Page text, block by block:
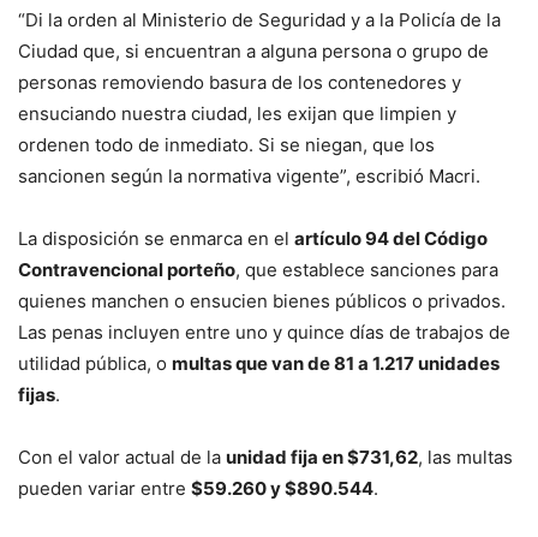
“Di la orden al Ministerio de Seguridad y a la Policía de la
Ciudad que, si encuentran a alguna persona o grupo de
personas removiendo basura de los contenedores y
ensuciando nuestra ciudad, les exijan que limpien y
ordenen todo de inmediato. Si se niegan, que los
sancionen según la normativa vigente”, escribió Macri.
La disposición se enmarca en el artículo 94 del Código
Contravencional porteño, que establece sanciones para
quienes manchen o ensucien bienes públicos o privados.
Las penas incluyen entre uno y quince días de trabajos de
utilidad pública, o multas que van de 81 a 1.217 unidades
fijas.
Con el valor actual de la unidad fija en $731,62, las multas
pueden variar entre $59.260 y $890.544.